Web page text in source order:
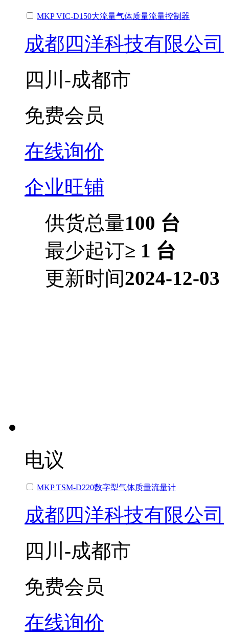
MKP VIC-D150大流量气体质量流量控制器
成都四洋科技有限公司
四川-成都市
免费会员
在线询价
企业旺铺
供货总量100 台
最少起订≥ 1 台
更新时间2024-12-03
电议
MKP TSM-D220数字型气体质量流量计
成都四洋科技有限公司
四川-成都市
免费会员
在线询价